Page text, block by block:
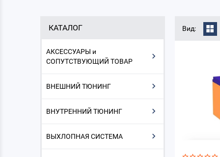
КАТАЛОГ
АКСЕССУАРЫ и
СОПУТСТВУЮЩИЙ ТОВАР
ВНЕШНИЙ ТЮНИНГ
ВНУТРЕННИЙ ТЮНИНГ
ВЫХЛОПНАЯ СИСТЕМА
Вид: